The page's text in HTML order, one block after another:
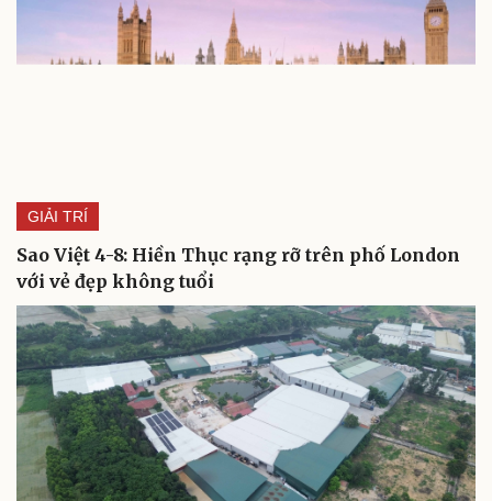
Cải chính
GIẢI TRÍ
Sao Việt 4-8: Hiền Thục rạng rỡ trên phố London
với vẻ đẹp không tuổi